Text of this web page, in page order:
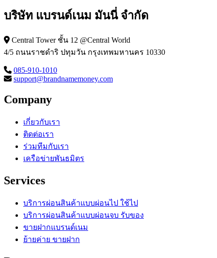
บริษัท แบรนด์เนม มันนี่ จำกัด
Central Tower ชั้น 12 @Central World
4/5 ถนนราชดำริ ปทุมวัน กรุงเทพมหานคร 10330
085-910-1010
support@brandnamemoney.com
Company
เกี่ยวกับเรา
ติดต่อเรา
ร่วมทีมกับเรา
เครือข่ายพันธมิตร
Services
บริการผ่อนสินค้าแบบผ่อนไป ใช้ไป
บริการผ่อนสินค้าแบบผ่อนจบ รับของ
ขายฝากแบรนด์เนม
ย้ายค่าย ขายฝาก